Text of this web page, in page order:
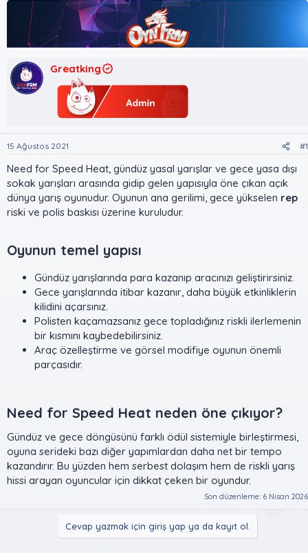
a
n
ı
ç
t
a
i
i
e
Greatking
15 Ağustos 2021 #1
Need for Speed Heat, gündüz yasal yarışlar ve gece yasa dışı
sokak yarışları arasında gidip gelen yapısıyla öne çıkan açık
dünya yarış oyunudur. Oyunun ana gerilimi, gece yükselen rep
riski ve polis baskısı üzerine kuruludur.
Oyunun temel yapısı​
Gündüz yarışlarında para kazanıp aracınızı geliştirirsiniz.
Gece yarışlarında itibar kazanır, daha büyük etkinliklerin
kilidini açarsınız.
Polisten kaçamazsanız gece topladığınız riskli ilerlemenin
bir kısmını kaybedebilirsiniz.
Araç özelleştirme ve görsel modifiye oyunun önemli
parçasıdır.
Need for Speed Heat neden öne çıkıyor?​
Gündüz ve gece döngüsünü farklı ödül sistemiyle birleştirmesi,
oyuna serideki bazı diğer yapımlardan daha net bir tempo
kazandırır. Bu yüzden hem serbest dolaşım hem de riskli yarış
hissi arayan oyuncular için dikkat çeken bir oyundur.
Son düzenleme: 6 Nisan 2026
Cevap yazmak için giriş yap ya da kayıt ol.